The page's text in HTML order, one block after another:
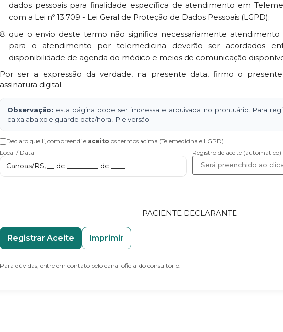
dados pessoais para finalidade específica de atendimento em
com a Lei nº 13.709 - Lei Geral de Proteção de Dados Pessoais (LGPD);
que o envio deste termo não significa necessariamente atendimento
para o atendimento por telemedicina deverão ser acordados
disponibilidade de agenda do médico e meios de comunicação
Por ser a expressão da verdade, na presente data, firmo o
assinatura digital.
Observação: esta página pode ser impressa e arquivada no prontuário. Para
caixa abaixo e guarde data/hora, IP e versão.
Declaro que li, compreendi e aceito os termos acima (Telemedicina e LGPD).
Local / Data
Canoas/RS, __ de _________ de ____.
Registro de aceite (automático)
PACIENTE DECLARANTE
Registrar Aceite Imprimir
Para dúvidas, entre em contato pelo canal oficial do consultório.